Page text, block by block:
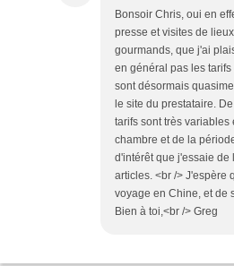
Bonsoir Chris, oui en
presse et visites de
gourmands, que j'ai
en général pas les
sont désormais
le site du prestataire.
tarifs sont très variables
chambre et de la
d'intérêt que j'essaie de
articles. <br /> J'espère
voyage en Chine, et de
Bien à toi,<br /> Greg